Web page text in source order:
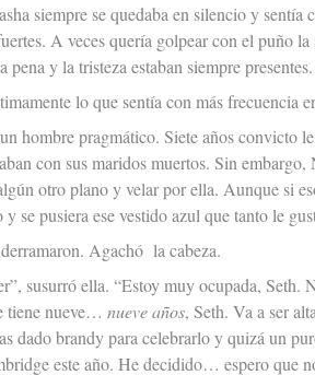
siempre se quedaba en silencio y
A veces quería golpear con el puño
pena y la tristeza estaban siempre presentes.
lo que sentía con más frecuencia
hombre pragmático. Siete años convicto
con sus maridos muertos. Sin
otro plano y velar por ella. Aunque si
y se pusiera ese vestido azul que tanto le
Agachó la cabeza.
susurró ella. “Estoy muy ocupada, Seth.
tiene nueve… nueve años, Seth. Va a ser
dado brandy para celebrarlo y quizá un
este año. He decidido… espero que